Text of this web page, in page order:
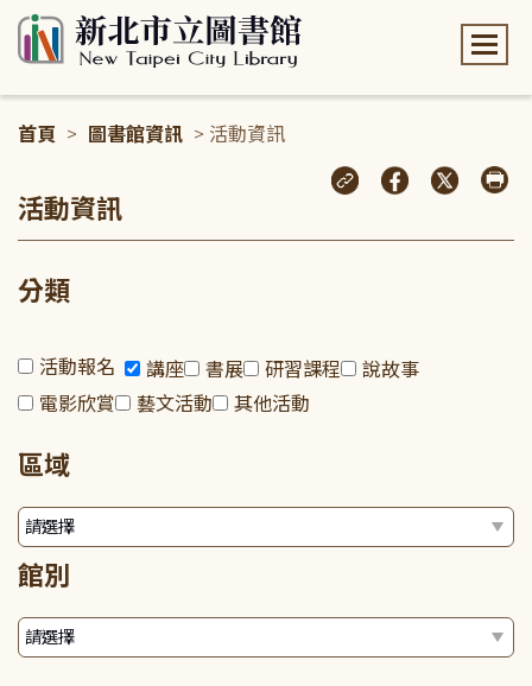
首頁 > 圖書館資訊 > 活動資訊
活動資訊
分類
活動報名 講座 書展 研習課程
說故事
電影欣賞
藝文活動 其他活動
區域
館別